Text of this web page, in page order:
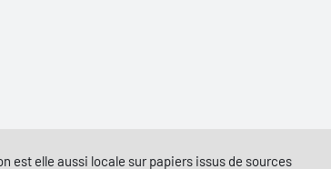
est elle aussi locale sur papiers issus de sources